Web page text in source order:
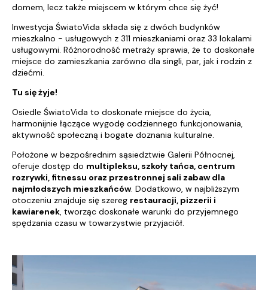
domem, lecz także miejscem w którym chce się żyć!
Inwestycja ŚwiatoVida składa się z dwóch budynków
mieszkalno - usługowych z 311 mieszkaniami oraz 33 lokalami
usługowymi. Różnorodność metraży sprawia, że to doskonałe
miejsce do zamieszkania zarówno dla singli, par, jak i rodzin z
dziećmi.
Tu się żyje!
Osiedle ŚwiatoVida to doskonałe miejsce do życia,
harmonijnie łączące wygodę codziennego funkcjonowania,
aktywność społeczną i bogate doznania kulturalne.
Położone w bezpośrednim sąsiedztwie Galerii Północnej,
oferuje dostęp do multipleksu, szkoły tańca, centrum
rozrywki, fitnessu oraz przestronnej sali zabaw dla
najmłodszych mieszkańców. Dodatkowo, w najbliższym
otoczeniu znajduje się szereg restauracji, pizzerii i
kawiarenek, tworząc doskonałe warunki do przyjemnego
spędzania czasu w towarzystwie przyjaciół.